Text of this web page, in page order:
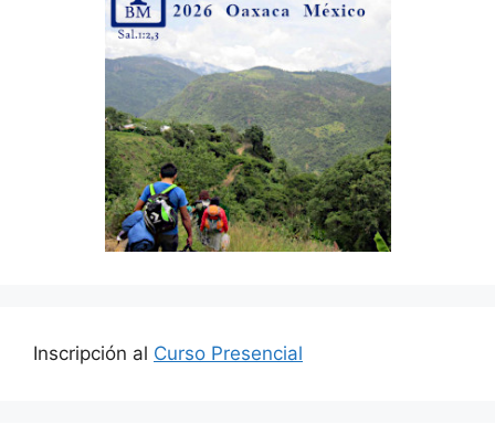
Inscripción al Curso Presencial